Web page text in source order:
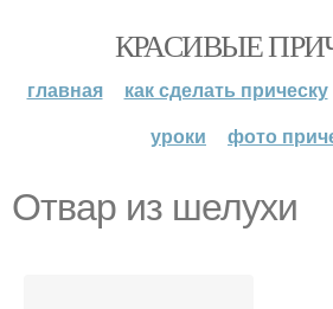
КРАСИВЫЕ
главная как сделать прическу
уроки
фото
Отвар из шелухи